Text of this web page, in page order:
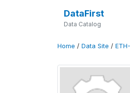
DataFirst
Data Catalog
Home / Data Site /